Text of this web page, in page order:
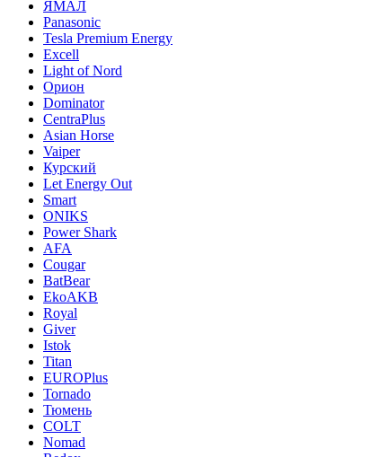
ЯМАЛ
Panasonic
Tesla Premium Energy
Excell
Light of Nord
Орион
Dominator
CentraPlus
Asian Horse
Vaiper
Курский
Let Energy Out
Smart
ONIKS
Power Shark
AFA
Cougar
BatBear
EkoAKB
Royal
Giver
Istok
Titan
EUROPlus
Tornado
Тюмень
COLT
Nomad